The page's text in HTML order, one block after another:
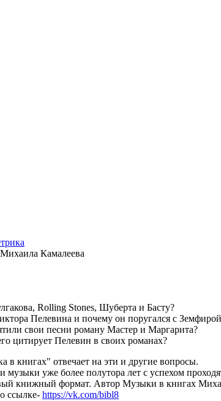
Камалеева
Rolling Stones, Шуберта и Басту?
Пелевина и почему он поругался с
свои песни роману Мастер и Маргарита?
цитирует Пелевин в своих романах?
книгах" отвечает на эти и другие вопросы.
музыки уже более полутора лет с успехом
книжный формат. Автор Музыки в книгах
ссылке- https://vk.com/bibl8